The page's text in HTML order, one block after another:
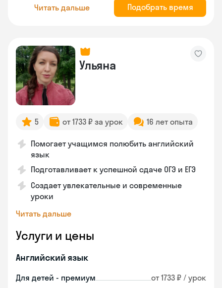
Читать дальше Подобрать время
Ульяна
5 от 1733 ₽ за урок 16 лет опыта
Помогает учащимся полюбить английский
язык
Подготавливает к успешной сдаче ОГЭ и ЕГЭ
Создает увлекательные и современные
уроки
Читать дальше
Услуги и цены
Английский язык
Для детей - премиум от 1733 ₽ / урок